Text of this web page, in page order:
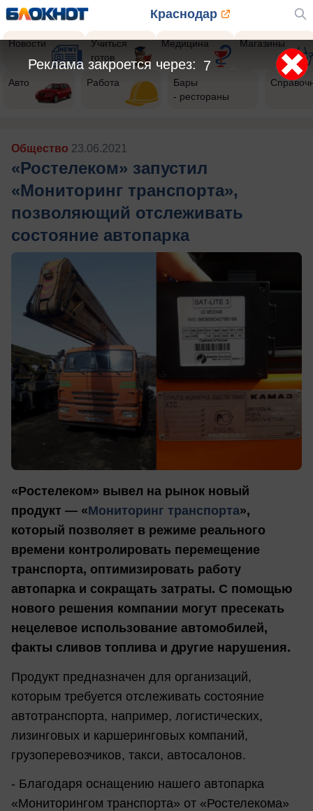
Краснодар
Новости
Учиться
готов
Медицина Магазины
Авто Работа
Бары
- рестораны
Общество 23.06.2021
«Ростелеком» запустил
«Мониторинг транспорта»,
позволяющий отслеживать
состояние автопарка
«Ростелеком» вывел на рынок новый
продукт — «Мониторинг транспорта»,
который позволяет в режиме реального
времени контролировать перемещение
транспорта, оптимизировать работу
автопарка и сокращать затраты. С помощью
нового решения компании могут пресекать
нецелевое использование автомобилей,
факты сливов топлива и другие нарушения.
Продукт предназначен для организаций,
которым требуется отслеживать состояние
автотранспорта, например, логистических,
лизинговых и каршеринговых компаний,
грузоперевозчиков, такси, автосалонов.
- Благодаря оснащению нашего автопарка
«Мониторингом транспорта» от «Ростелекома»
4
Реклама закроется через: